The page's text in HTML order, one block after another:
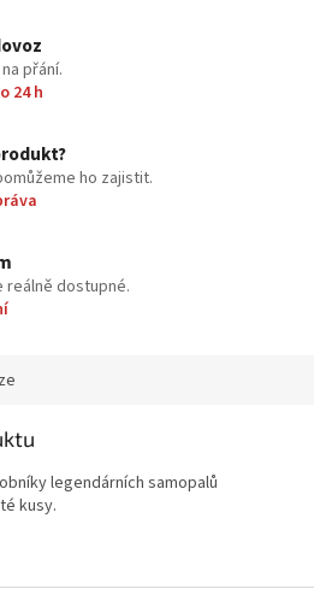
přání.
24 h
ho zajistit.
reálně dostupné.
legendárních samopalů
kusy.